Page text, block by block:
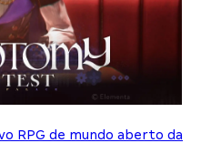
RPG de mundo aberto da